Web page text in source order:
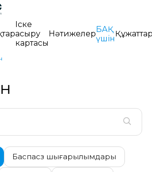
Іске
асыру
картасы
НәтижелерБАҚ
үшін
Баспасөз шығарылымдары